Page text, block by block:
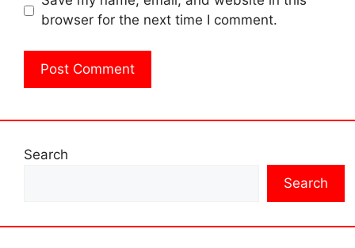
browser for the next time I comment.
Search
Search